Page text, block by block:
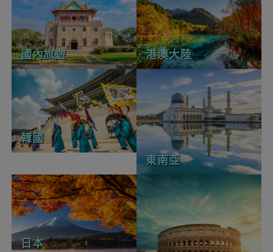
國內旅遊 港澳大陸
韓國
東南亞
日本